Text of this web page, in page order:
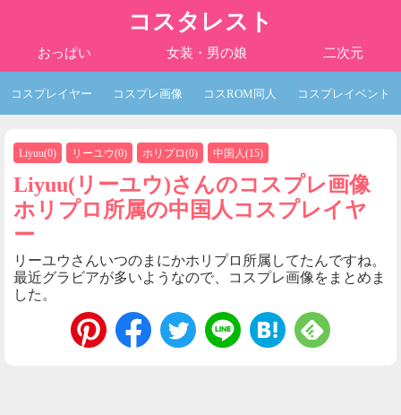
コスタレスト
おっぱい 女装・男の娘 二次元
コスプレイヤー コスプレ画像 コスROM同人 コスプレイベント
Liyuu(0) リーユウ(0) ホリプロ(0) 中国人(15)
Liyuu(リーユウ)さんのコスプレ画像
ホリプロ所属の中国人コスプレイヤ
ー
リーユウさんいつのまにかホリプロ所属してたんですね。
最近グラビアが多いようなので、コスプレ画像をまとめま
した。